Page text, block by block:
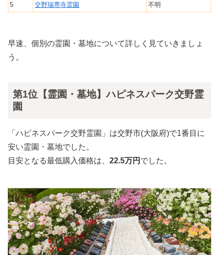
5
交野瑞専寺霊園 不明
早速、個別の霊園・墓地について詳しく見ていきましょ
う。
第1位【霊園・墓地】ハピネスパーク交野霊
園
「ハピネスパーク交野霊園」は交野市(大阪府)で1番目に
安い霊園・墓地でした。
目安となる最低購入価格は、 22.5万円 でした。